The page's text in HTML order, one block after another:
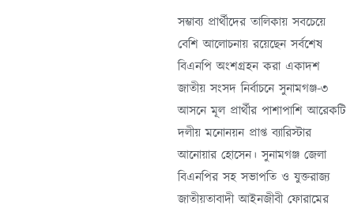
সম্ভাব্য প্রার্থীদের তালিকায় সবচেয়ে
বেশি আলোচনায় রয়েছেন সর্বশেষ
বিএনপি অংশগ্রহন করা একাদশ
জাতীয় সংসদ নির্বাচনে সুনামগঞ্জ-৩
আসনে মূল প্রার্থীর পাশাপাশি আরেকটি
দলীয় মনোনয়ন প্রাপ্ত ব্যারিস্টার
আনোয়ার হোসেন। সুনামগঞ্জ জেলা
বিএনপির সহ সভাপতি ও যুক্তরাজ্য
জাতীয়তাবাদী আইনজীবী ফোরামের